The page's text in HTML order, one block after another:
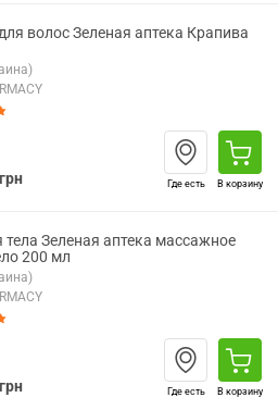
волос Зеленая аптека Крапива
грн Где есть В корзину
Зеленая аптека массажное
200 мл
грн Где есть В корзину